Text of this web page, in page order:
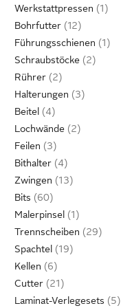
Werkstattpressen
Bohrfutter
Führungsschienen
Schraubstöcke
Rührer
Halterungen
Beitel
Lochwände
Feilen
Bithalter
Zwingen
Bits
Malerpinsel
Trennscheiben
Spachtel
Kellen
Cutter
Laminat-Verlegesets